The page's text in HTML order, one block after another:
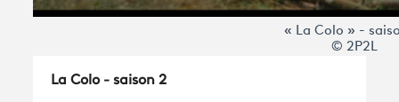
« La Colo » -
© 2P2L
La Colo - saison 2